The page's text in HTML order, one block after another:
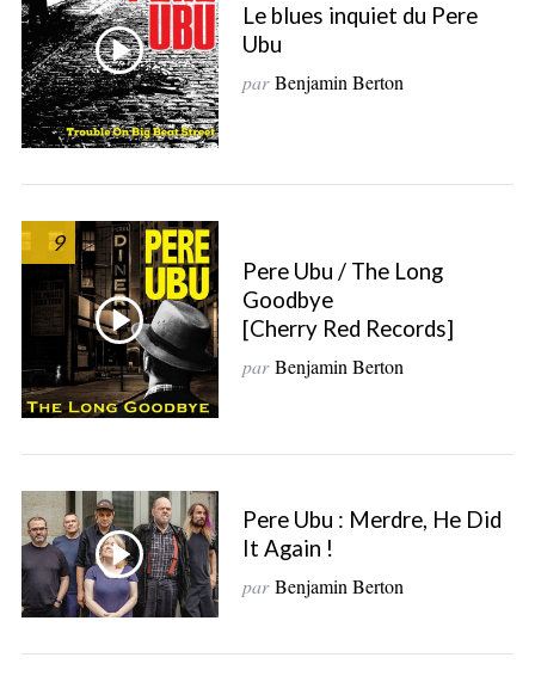
Le blues inquiet du Pere
Ubu
par Benjamin Berton
9
Pere Ubu / The Long
Goodbye
[Cherry Red Records]
par Benjamin Berton
Pere Ubu : Merdre, He Did
It Again !
par Benjamin Berton